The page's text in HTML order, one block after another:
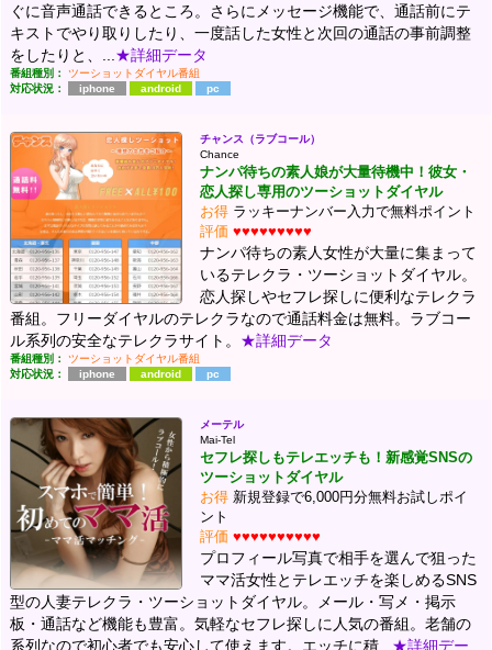
ぐに音声通話できるところ。さらにメッセージ機能で、通話前にテ
キストでやり取りしたり、一度話した女性と次回の通話の事前調整
をしたりと、... ★詳細データ
番組種別：
ツーショットダイヤル番組
対応状況：
iphone android pc
チャンス（ラブコール）
Chance
ナンパ待ちの素人娘が大量待機中！彼女・
恋人探し専用のツーショットダイヤル
お得 ラッキーナンバー入力で無料ポイント
評価 ♥♥♥♥♥♥♥♥♥
ナンパ待ちの素人女性が大量に集まって
いるテレクラ・ツーショットダイヤル。
恋人探しやセフレ探しに便利なテレクラ
番組。フリーダイヤルのテレクラなので通話料金は無料。ラブコー
ル系列の安全なテレクラサイト。 ★詳細データ
番組種別：
ツーショットダイヤル番組
対応状況：
iphone android pc
メーテル
Mai-Tel
セフレ探しもテレエッチも！新感覚SNSの
ツーショットダイヤル
お得 新規登録で6,000円分無料お試しポイ
ント
評価 ♥♥♥♥♥♥♥♥♥♥
プロフィール写真で相手を選んで狙った
ママ活女性とテレエッチを楽しめるSNS
型の人妻テレクラ・ツーショットダイヤル。メール・写メ・掲示
板・通話など機能も豊富。気軽なセフレ探しに人気の番組。老舗の
系列なので初心者でも安心して使えます。エッチに積... ★詳細デー